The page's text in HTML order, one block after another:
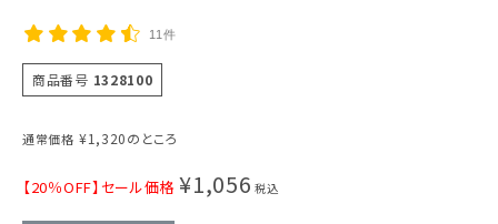
11件
商品番号 1328100
通常価格 ¥1,320のところ
【20％OFF】セール価格 ¥1,056 税込